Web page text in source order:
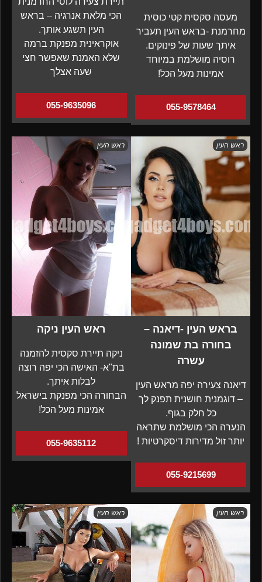
מעסה סקסית קטי כוסית
מחרמנת -בראש העין תעביר
איתך שעות של פינוקים.
רוסיה מושלמת במיוחד
אמינות מעל הכל!
055-9578464
הכי מלאת אנרגיה – בראש
העין תשגע אותך.
אוקראינית מפנקת ברמה
שלא האמנת שאפשר חצי
שעה אצלך
055-9635096
ראש העין
בראש העין -דיאנה –
בחורה בת שמונה
עשרה
דיאנה צעירה יפה מראש העין
– דוגמנית חושנית תפנק לך
כל חלק בגוף.
הנערה הכי מושלמת שתראה
יותר זול מדירות דיסקרטיות !
055-9215699
ראש העין
ראש העין ניקה
ניקה תיירת סקסית להזמנה
בת"א- האישה הכי יפה רוצה
לבלות איתך.
הבחורה הכי מפנקת בישראל
אמינות מעל הכל!
055-9635112
ראש העין ראש העין